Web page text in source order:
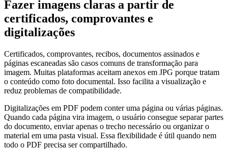
Fazer imagens claras a partir de
certificados, comprovantes e
digitalizações
Certificados, comprovantes, recibos, documentos assinados e
páginas escaneadas são casos comuns de transformação para
imagem. Muitas plataformas aceitam anexos em JPG porque tratam
o conteúdo como foto documental. Isso facilita a visualização e
reduz problemas de compatibilidade.
Digitalizações em PDF podem conter uma página ou várias páginas.
Quando cada página vira imagem, o usuário consegue separar partes
do documento, enviar apenas o trecho necessário ou organizar o
material em uma pasta visual. Essa flexibilidade é útil quando nem
todo o PDF precisa ser compartilhado.